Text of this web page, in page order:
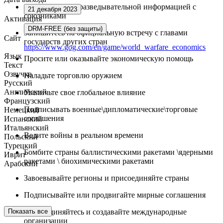
Обменивайтесь разведывательной информацией с
союзниками
Запишитесь на официальную встречу с главами
государств других стран
Просите или оказывайте экономическую помощь
Наладьте торговлю оружием
Увеличьте свое глобальное влияние
Подписывать военные\дипломатические\торговые
соглашения
Ведите войны в реальном времени
Бомбите страны баллистическими ракетами \ядерными
ракетами \ биохимическими ракетами
Завоевывайте регионы и присоединяйте страны
Подписывайте или продвигайте мирные соглашения
Присоединяйтесь и создавайте международные
организации
21 декабря 2023
Активация
DRM-FREE (без защиты)
Сайт
https://www.gog.com/en/game/world_warfare_economics
Язык
Текст
Озвучка
Русский
Английский
Французский
Немецкий
Испанский
Итальянский
Польский
Турецкий
Иврит
Арабский
Показать все